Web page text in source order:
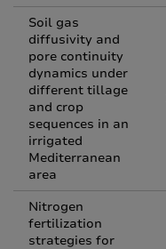
Soil gas
diffusivity and
pore continuity
dynamics under
different tillage
and crop
sequences in an
irrigated
Mediterranean
area
Nitrogen
fertilization
strategies for